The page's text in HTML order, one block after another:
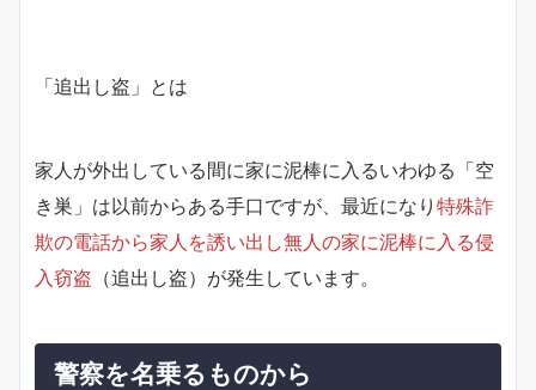
「追出し盗」とは
家人が外出している間に家に泥棒に入るいわゆる「空
き巣」は以前からある手口ですが、最近になり 特殊詐
欺の電話から家人を誘い出し無人の家に泥棒に入る侵
入窃盗 （追出し盗）が発生しています。
警察を名乗るものから